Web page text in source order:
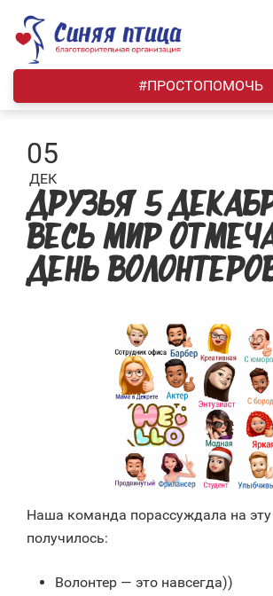
content
#ПРОСТОПОМОЧЬ
05
ДЕК
ДРУЗЬЯ 5
ВЕСЬ МИР
ДЕНЬ
Наша команда порассуждала на эту
получилось:
Волонтер — это навсегда))